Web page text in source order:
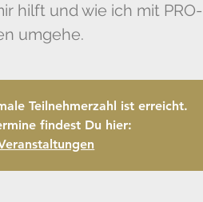
hilft und wie ich mit PRO-
Teilnehmerzahl ist erreicht.
findest Du hier: